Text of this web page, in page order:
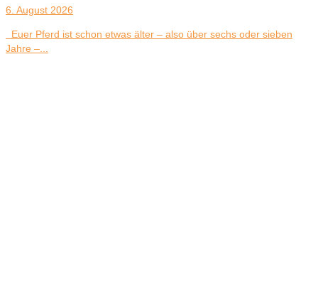
6. August 2026
Euer Pferd ist schon etwas älter – also über sechs oder sieben
Jahre –...